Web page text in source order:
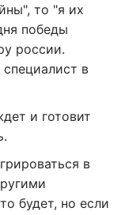
то "я их
победы
россии.
в
и готовит
в
будет, но если